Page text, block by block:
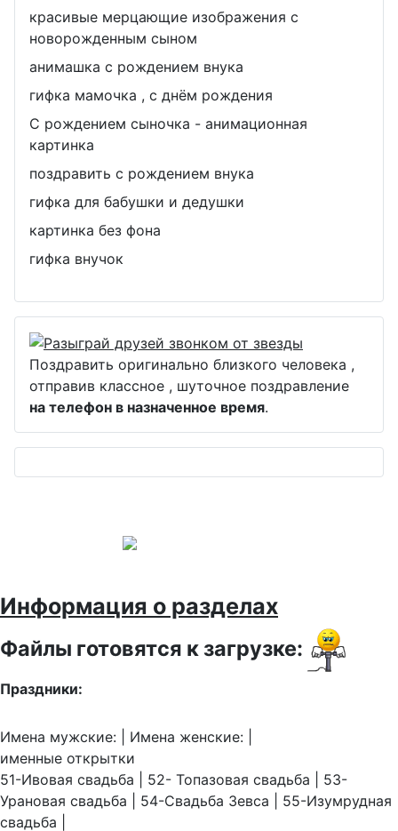
красивые мерцающие изображения с
новорожденным сыном
анимашка с рождением внука
гифка мамочка , с днём рождения
С рождением сыночка - анимационная
картинка
поздравить с рождением внука
гифка для бабушки и дедушки
картинка без фона
гифка внучок
Поздравить оригинально близкого человека ,
отправив классное , шуточное поздравление
на телефон в назначенное время.
Информация о разделах
Файлы готовятся к загрузке:
Праздники:
Имена мужские: | Имена женские: |
именные открытки
51-Ивовая свадьба | 52- Топазовая свадьба | 53-
Урановая свадьба | 54-Свадьба Зевса | 55-Изумрудная
свадьба |